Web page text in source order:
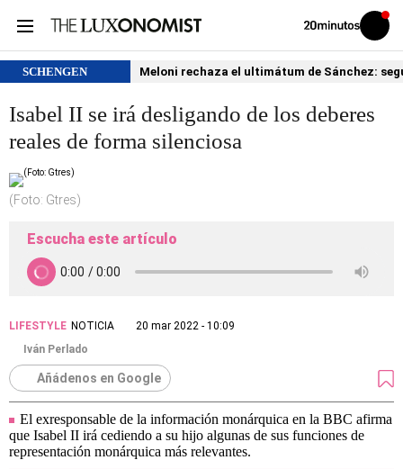
Volver
Iniciar
sesión
SCHENGEN Meloni rechaza el ultimátum de Sánchez:
Isabel II se irá desligando de los deberes
reales de forma silenciosa
(Foto: Gtres)
Escucha este artículo
LIFESTYLE NOTICIA
20 mar 2022 - 10:09
Iván Perlado
Añádenos en Google
El exresponsable de la información monárquica en la BBC afirma
que Isabel II irá cediendo a su hijo algunas de sus funciones de
representación monárquica más relevantes.